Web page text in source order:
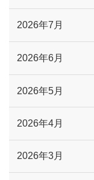
2026年7月
2026年6月
2026年5月
2026年4月
2026年3月